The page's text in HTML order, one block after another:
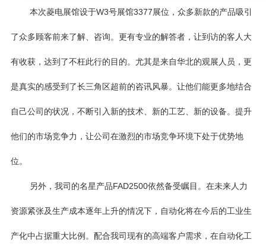
本次菱电展馆设于W3号展馆3377展位，众多新款的产品吸引
了众多顾客前来了解、咨询。更有专业的解答者，让到访的客人大
有收获，达到了不枉此行的目的。尤其是来自华北的观展人员，更
是真实的感受到了长三角区超前的咨讯风暴。让他们能更多地结合
自己公司的状况，不断引入新的技术、新的工艺、新的设备。提升
他们的市场竞争力，让公司在激烈的市场竞争环境下处于优势地
位。
另外，我司的名星产品FAD2500依然备受瞩目。在未来人力
资源紧张及生产成本逐年上升的情况下，自动化将在今后的工业生
产化中占据重大比例。配合我司现有的高端客户需求，在自动化工